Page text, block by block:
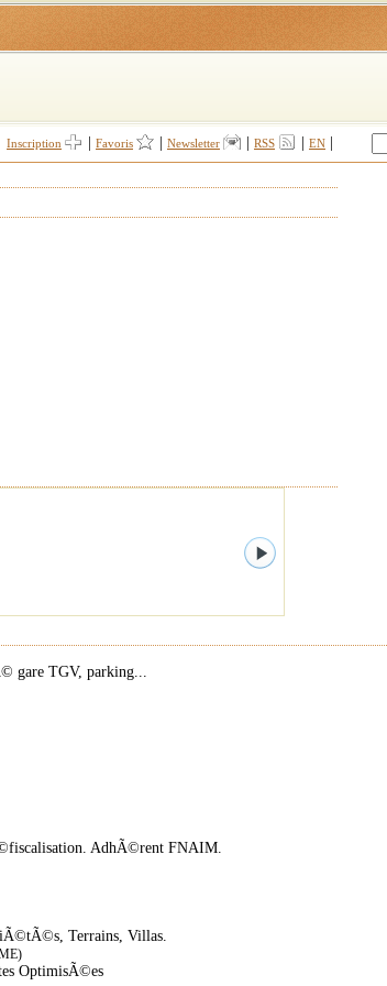
Inscription Favoris Newsletter RSS EN
gare TGV, parking...
AdhÃ©rent FNAIM.
Terrains, Villas.
OptimisÃ©es